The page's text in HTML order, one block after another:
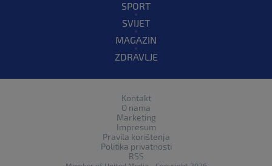
SPORT
SVIJET
MAGAZIN
ZDRAVLJE
Kontakt
O nama
Marketing
Impresum
Pravila korištenja
Politika privatnosti
RSS